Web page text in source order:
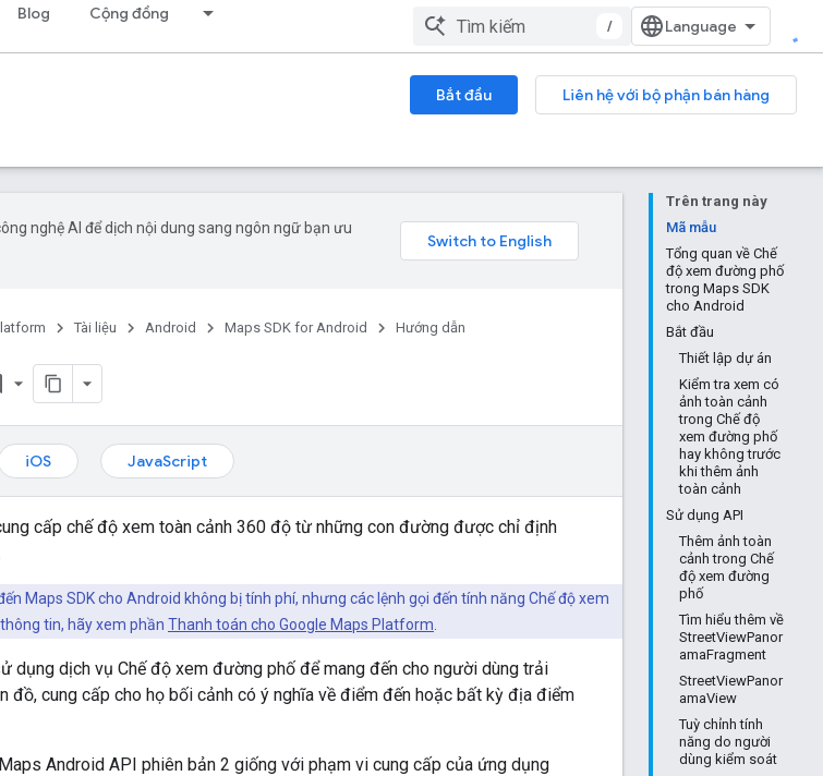
Blog Cộng đồng
/
Bắt đầu
Liên hệ với bộ phận bán hàng
Trên trang này
Mã mẫu
Tổng quan về Chế
độ xem đường phố
trong Maps SDK
cho Android
Bắt đầu
Thiết lập dự án
Kiểm tra xem có
ảnh toàn cảnh
trong Chế độ
xem đường phố
hay không trước
khi thêm ảnh
toàn cảnh
Sử dụng API
Thêm ảnh toàn
cảnh trong Chế
độ xem đường
phố
Tìm hiểu thêm về
StreetViewPanor
amaFragment
StreetViewPanor
amaView
Tuỳ chỉnh tính
năng do người
dùng kiểm soát
nghệ AI để dịch nội dung sang ngôn ngữ bạn ưu
Tài liệu Android Maps SDK for Android Hướng dẫn
iOS JavaScript
cấp chế độ xem toàn cảnh 360 độ từ những con đường được chỉ định
Maps SDK cho Android không bị tính phí, nhưng các lệnh gọi đến tính năng Chế độ xem
tin, hãy xem phần Thanh toán cho Google Maps Platform
dụng dịch vụ Chế độ xem đường phố để mang đến cho người dùng trải
đồ, cung cấp cho họ bối cảnh có ý nghĩa về điểm đến hoặc bất kỳ địa điểm
Android API phiên bản 2 giống với phạm vi cung cấp của ứng dụng